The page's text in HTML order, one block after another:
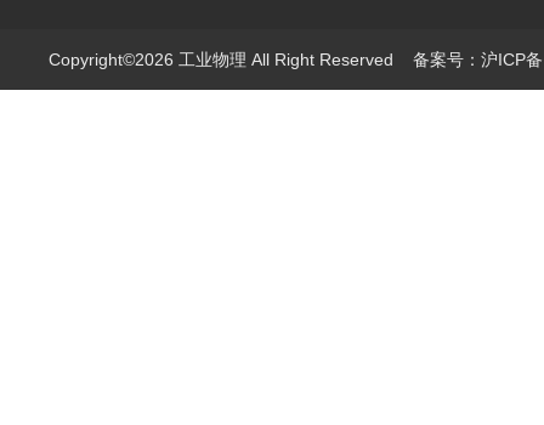
Copyright©2026 工业物理 All Right Reserved 备案号：沪ICP